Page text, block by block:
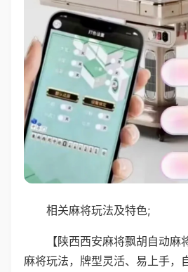
相关麻将玩法及特色;
【陕西西安麻将飘胡自动
麻将玩法，牌型灵活、易上手，